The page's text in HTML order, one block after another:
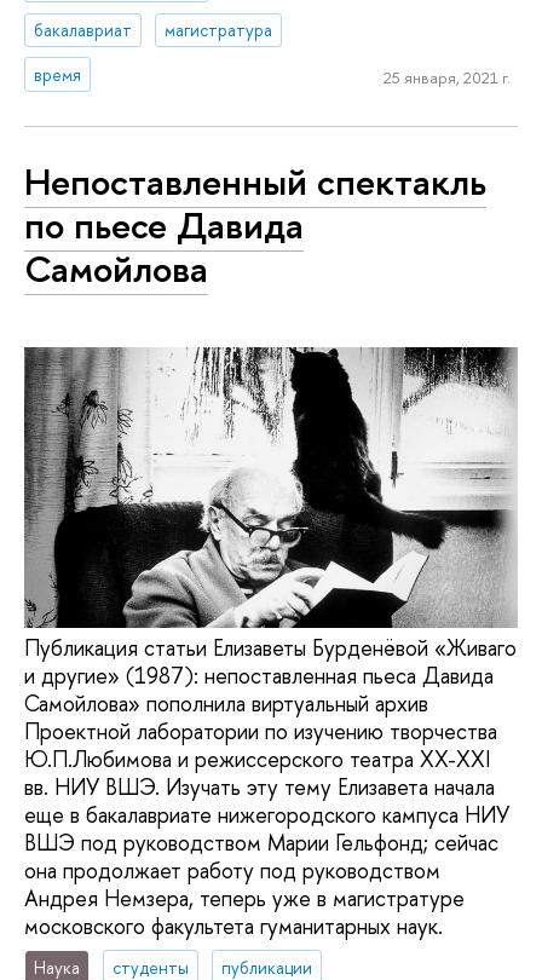
бакалавриат
магистратура
время
25 января, 2021 г.
Непоставленный спектакль
по пьесе Давида
Самойлова
Публикация статьи Елизаветы Бурденёвой «Живаго
и другие» (1987): непоставленная пьеса Давида
Самойлова» пополнила виртуальный архив
Проектной лаборатории по изучению творчества
Ю.П.Любимова и режиссерского театра XX-XXI
вв. НИУ ВШЭ. Изучать эту тему Елизавета начала
еще в бакалавриате нижегородского кампуса НИУ
ВШЭ под руководством Марии Гельфонд; сейчас
она продолжает работу под руководством
Андрея Немзера, теперь уже в магистратуре
московского факультета гуманитарных наук.
Наука студенты
публикации